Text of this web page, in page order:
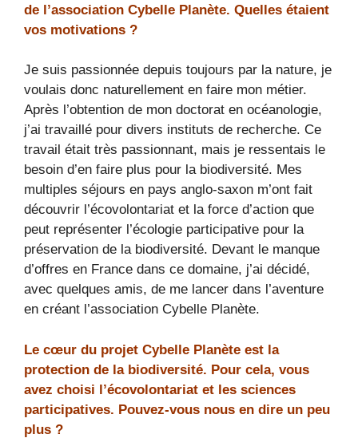
de l’association Cybelle Planète. Quelles étaient
vos motivations ?
Je suis passionnée depuis toujours par la nature, je
voulais donc naturellement en faire mon métier.
Après l’obtention de mon doctorat en océanologie,
j’ai travaillé pour divers instituts de recherche. Ce
travail était très passionnant, mais je ressentais le
besoin d’en faire plus pour la biodiversité. Mes
multiples séjours en pays anglo-saxon m’ont fait
découvrir l’écovolontariat et la force d’action que
peut représenter l’écologie participative pour la
préservation de la biodiversité. Devant le manque
d’offres en France dans ce domaine, j’ai décidé,
avec quelques amis, de me lancer dans l’aventure
en créant l’association Cybelle Planète.
Le cœur du projet Cybelle Planète est la
protection de la biodiversité. Pour cela, vous
avez choisi l’écovolontariat et les sciences
participatives. Pouvez-vous nous en dire un peu
plus ?